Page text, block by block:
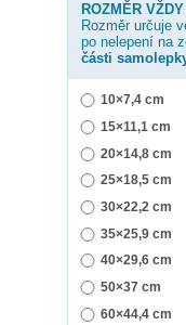
ROZMĚR
Rozměr určuje
po nelepení na
části
10×7,4 cm
15×11,1 cm
20×14,8 cm
25×18,5 cm
30×22,2 cm
35×25,9 cm
40×29,6 cm
50×37 cm
60×44,4 cm